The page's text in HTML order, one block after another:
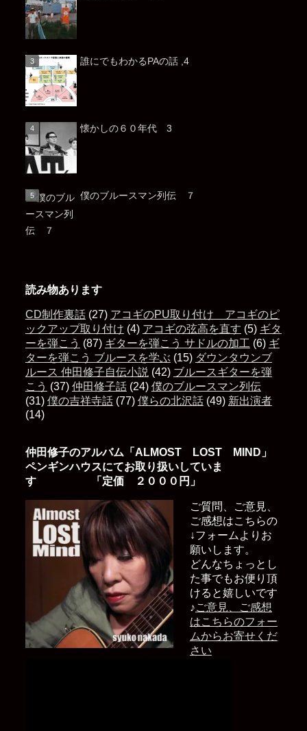
誰にでもわかるPAの話 ,4
懐かしの６０年代 3
僕のブルースマン列伝 ７
読み物あります
CD制作裏話(27) アコギのPU取り付け アコギのピ
ックアップ取り付け (4) アコギの弦高を直す (5) ギタ
ーを弾こう (87) ギターを弾こう サドルの加工 (6) ギ
ターを弾こう ブルースを学ぶ (15) ダウンタウンブ
ルース 仲田修子自伝小説 (42) ブルースギターを弾
こう (37) 仲田修子話(24) 僕のブルースマン列伝
(31) 僕の吉祥寺話(77) 僕らの北沢話(49) 新出演者
(14)
仲田修子のアルバム「ALMOST LOST MIND」
ペンギンハウスにてお取り扱いしていま
す 「定価 ２０００円」
ご質問、ご意見、
ご感想はこちらの
↓フォームよりお
願いします。
どんなちょっとし
た事でもお便り頂
けると嬉しいです
♪ご意見、ご感想
はこちらのフォー
ムからお寄せくだ
さい